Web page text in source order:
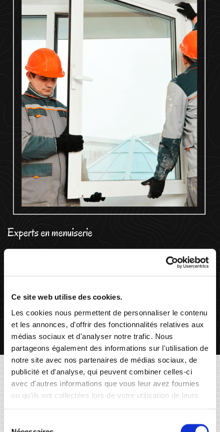
Ce site web utilise des cookies.
Les cookies nous permettent de personnaliser le contenu
et les annonces, d'offrir des fonctionnalités relatives aux
médias sociaux et d'analyser notre trafic. Nous
partageons également des informations sur l'utilisation de
notre site avec nos partenaires de médias sociaux, de
publicité et d'analyse, qui peuvent combiner celles-ci
avec d'autres informations que vous leur avez fournies
ou qu'ils ont collectées lors de votre utilisation de leurs
Experts en menuiserie
CJP Isolation effectue tous les travaux de menuiserie
permettant l'isolation intégrale, comme le
PVC, le bois et l'aluminium, nous répondons aux
besoins spécifiques de nos clients.
L'importance du devis
Se distinguant par son approche sur mesure, CJP